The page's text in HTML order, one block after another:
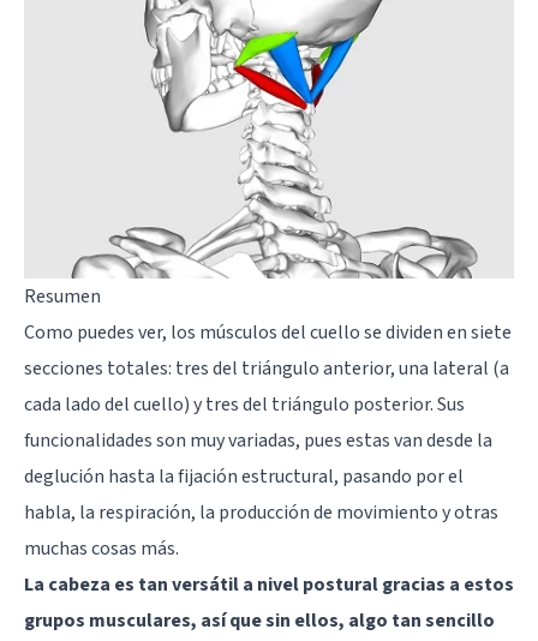
Resumen
Como puedes ver, los músculos del cuello se dividen en siete
secciones totales: tres del triángulo anterior, una lateral (a
cada lado del cuello) y tres del triángulo posterior. Sus
funcionalidades son muy variadas, pues estas van desde la
deglución hasta la fijación estructural, pasando por el
habla, la respiración, la producción de movimiento y otras
muchas cosas más.
La cabeza es tan versátil a nivel postural gracias a estos
grupos musculares, así que sin ellos, algo tan sencillo